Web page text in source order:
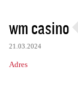
wm casino
21.03.2024
Adres